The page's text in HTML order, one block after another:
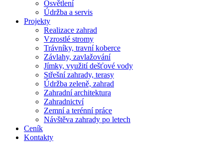
Osvětlení
Údržba a servis
Projekty
Realizace zahrad
Vzrostlé stromy
Trávníky, travní koberce
Závlahy, zavlažování
Jímky, využití dešťové vody
Střešní zahrady, terasy
Údržba zeleně, zahrad
Zahradní architektura
Zahradnictví
Zemní a terénní práce
Návštěva zahrady po letech
Ceník
Kontakty